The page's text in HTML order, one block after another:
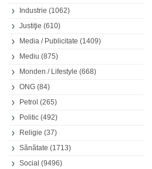
Industrie (1062)
Justiţie (610)
Media / Publicitate (1409)
Mediu (875)
Monden / Lifestyle (668)
ONG (84)
Petrol (265)
Politic (492)
Religie (37)
Sănătate (1713)
Social (9496)